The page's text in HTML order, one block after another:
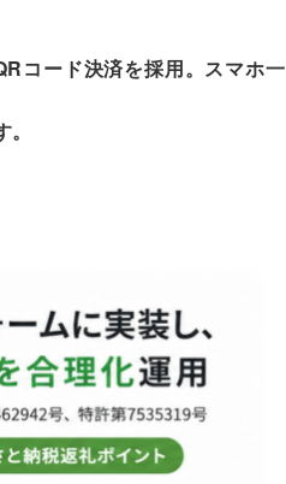
コード決済を採用。スマホ一